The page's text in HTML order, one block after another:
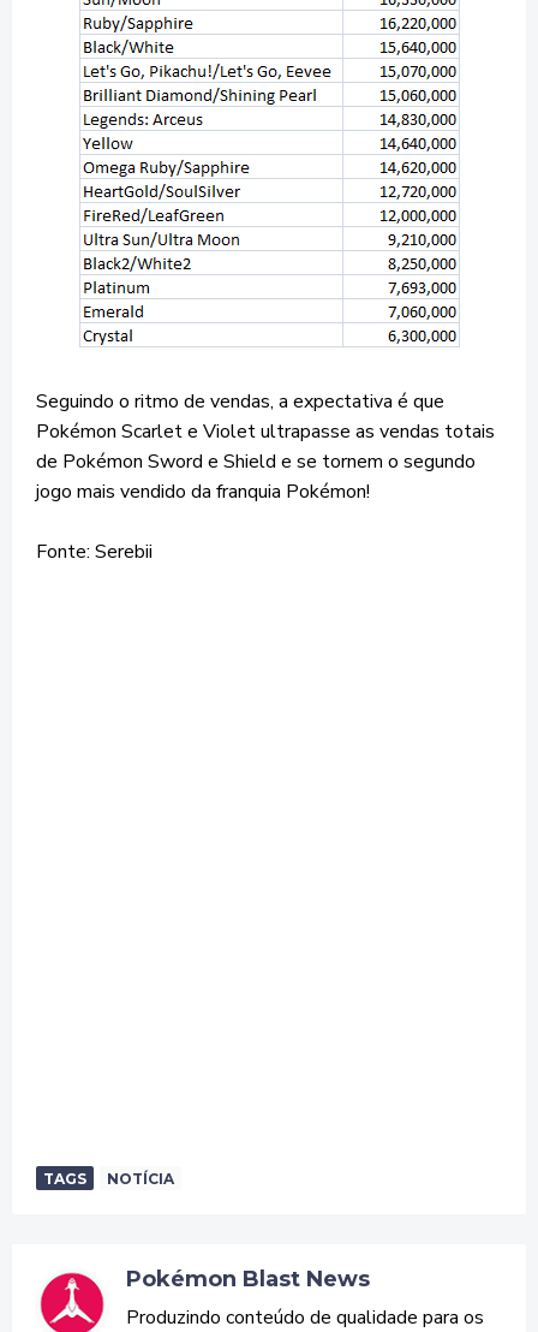
Seguindo o ritmo de vendas, a expectativa é que
Pokémon Scarlet e Violet ultrapasse as vendas totais
de Pokémon Sword e Shield e se tornem o segundo
jogo mais vendido da franquia Pokémon!
Fonte: Serebii
TAGS NOTÍCIA
Pokémon Blast News
Produzindo conteúdo de qualidade para os